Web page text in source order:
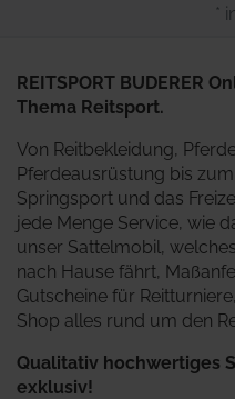
*
REITSPORT BUDERER
Thema Reitsport.
Von Reitbekleidung,
Pferdeausrüstung bis
Springsport und das
jede Menge Service, wie
unser Sattelmobil,
nach Hause fährt,
Gutscheine für
Shop alles rund um den
Qualitativ hochwertiges
exklusiv!